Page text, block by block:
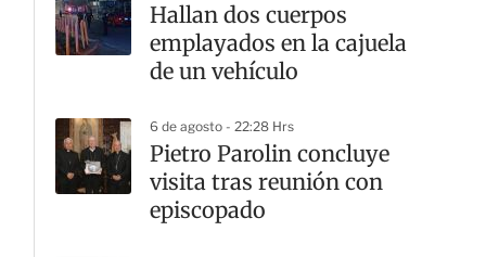
Hallan dos cuerpos
emplayados en la cajuela
de un vehículo
6 de agosto - 22:28 Hrs
Pietro Parolin concluye
visita tras reunión con
episcopado